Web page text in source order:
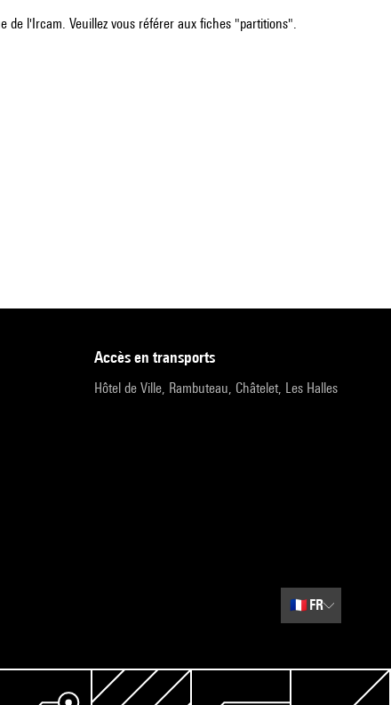
de l'Ircam. Veuillez vous référer aux fiches "partitions".
accès en transports
Hôtel de Ville, Rambuteau, Châtelet, Les Halles
🇫🇷 FR